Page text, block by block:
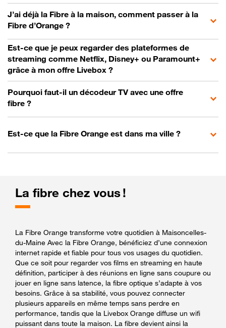
J’ai déjà la Fibre à la maison, comment passer à la
Fibre d’Orange ?
Est-ce que je peux regarder des plateformes de
streaming comme Netflix, Disney+ ou Paramount+
grâce à mon offre Livebox ?
Pourquoi faut-il un décodeur TV avec une offre
fibre ?
Est-ce que la Fibre Orange est dans ma ville ?
La fibre chez vous !
La Fibre Orange transforme votre quotidien à Maisoncelles-
du-Maine Avec la Fibre Orange, bénéficiez d’une connexion
internet rapide et fiable pour tous vos usages du quotidien.
Que ce soit pour regarder vos films en streaming en haute
définition, participer à des réunions en ligne sans coupure ou
jouer en ligne sans latence, la fibre optique s’adapte à vos
besoins. Grâce à sa stabilité, vous pouvez connecter
plusieurs appareils en même temps sans perdre en
performance, tandis que la Livebox Orange diffuse un wifi
puissant dans toute la maison. La fibre devient ainsi la